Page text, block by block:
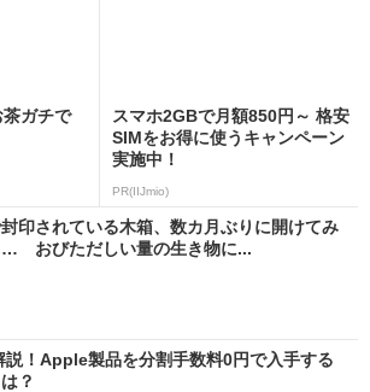
ガチで
スマホ2GBで月額850円～ 格安
SIMをお得に使うキャンペーン
実施中！
PR(IIJmio)
印されている木箱、数カ月ぶりに開けてみ
おびただしい量の生き物に...
説！Apple製品を分割手数料0円で入手する
？